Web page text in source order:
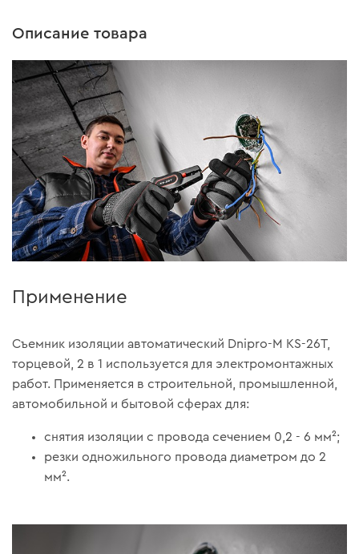
Описание товара
Применение
Съемник изоляции автоматический Dnipro-M KS-26T,
торцевой, 2 в 1 используется для электромонтажных
работ. Применяется в строительной, промышленной,
автомобильной и бытовой сферах для:
снятия изоляции с провода сечением 0,2 - 6 мм²;
резки одножильного провода диаметром до 2
мм².